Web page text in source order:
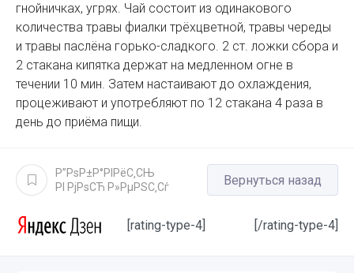
гнойничках, угрях. Чай состоит из одинакового
количества травы фиалки трёхцветной, травы череды
и травы паслёна горько-сладкого. 2 ст. ложки сбора и
2 стакана кипятка держат на медленном огне в
течении 10 мин. Затем настаивают до охлаждения,
процеживают и употребляют по 12 стакана 4 раза в
день до приёма пищи.
Р”РѕР±Р°РІРёС‚СЊ
РІ РјРѕСЋ Р»РµРЅС‚Сѓ
Вернуться назад
[rating-type-4] [/rating-type-4]